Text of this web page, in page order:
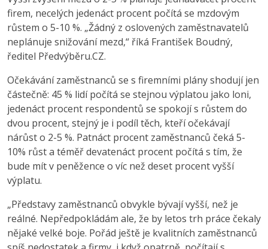
firem, necelých jedenáct procent počítá se mzdovým
růstem o 5-10 %. „Žádný z oslovených zaměstnavatelů
neplánuje snižování mezd,“ říká František Boudný,
ředitel Předvýběru.CZ.
Očekávání zaměstnanců se s firemními plány shodují jen
částečně: 45 % lidí počítá se stejnou výplatou jako loni,
jedenáct procent respondentů se spokojí s růstem do
dvou procent, stejný je i podíl těch, kteří očekávají
nárůst o 2-5 %. Patnáct procent zaměstnanců čeká 5-
10% růst a téměř devatenáct procent počítá s tím, že
bude mít v peněžence o víc než deset procent vyšší
výplatu.
„Představy zaměstnanců obvykle bývají vyšší, než je
reálné. Nepředpokládám ale, že by letos trh práce čekaly
nějaké velké boje. Pořád ještě je kvalitních zaměstnanců